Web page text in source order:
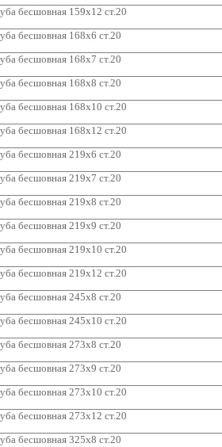
бесшовная 159х12 ст.20
бесшовная 168х6 ст.20
бесшовная 168х7 ст.20
бесшовная 168х8 ст.20
бесшовная 168х10 ст.20
бесшовная 168х12 ст.20
бесшовная 219х6 ст.20
бесшовная 219х7 ст.20
бесшовная 219х8 ст.20
бесшовная 219х9 ст.20
бесшовная 219х10 ст.20
бесшовная 219х12 ст.20
бесшовная 245х8 ст.20
бесшовная 245х10 ст.20
бесшовная 273х8 ст.20
бесшовная 273х9 ст.20
бесшовная 273х10 ст.20
бесшовная 273х12 ст.20
бесшовная 325х8 ст.20